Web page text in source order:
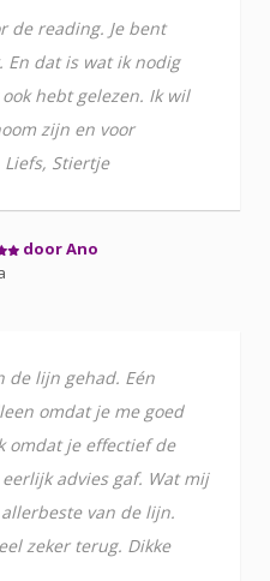
de reading. Je bent
dat is wat ik nodig
hebt gelezen. Ik wil
zijn en voor
Stiertje
door Ano
de lijn gehad. Eén
omdat je me goed
omdat je effectief de
advies gaf. Wat mij
van de lijn.
zeker terug. Dikke